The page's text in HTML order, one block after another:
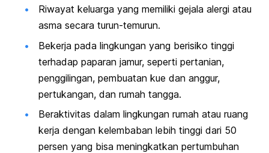
Riwayat keluarga yang memiliki gejala alergi atau
asma secara turun-temurun.
Bekerja pada lingkungan yang berisiko tinggi
terhadap paparan jamur, seperti pertanian,
penggilingan, pembuatan kue dan anggur,
pertukangan, dan rumah tangga.
Beraktivitas dalam lingkungan rumah atau ruang
kerja dengan kelembaban lebih tinggi dari 50
persen yang bisa meningkatkan pertumbuhan